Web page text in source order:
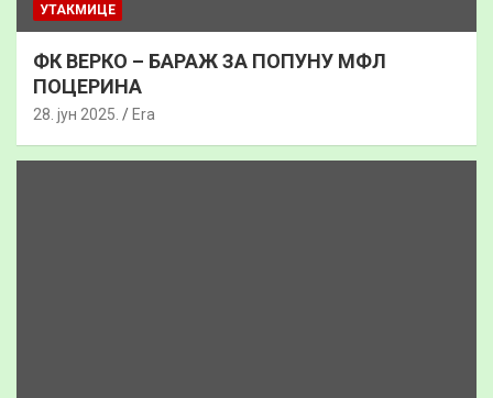
УТАКМИЦЕ
ФК ВЕРКО – БАРАЖ ЗА ПОПУНУ МФЛ
ПОЦЕРИНА
28. јун 2025. Era